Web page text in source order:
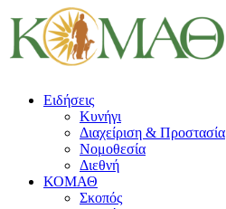
Ειδήσεις
Κυνήγι
Διαχείριση & Προστασία
Νομοθεσία
Διεθνή
ΚΟΜΑΘ
Σκοπός